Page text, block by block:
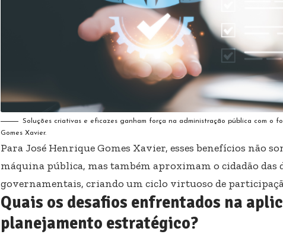
Soluções criativas e eficazes ganham força na administração pública com o
Gomes Xavier.
Para José Henrique Gomes Xavier, esses benefícios não
máquina pública, mas também aproximam o cidadão das
governamentais, criando um ciclo virtuoso de
Quais os desafios enfrentados na
planejamento estratégico?